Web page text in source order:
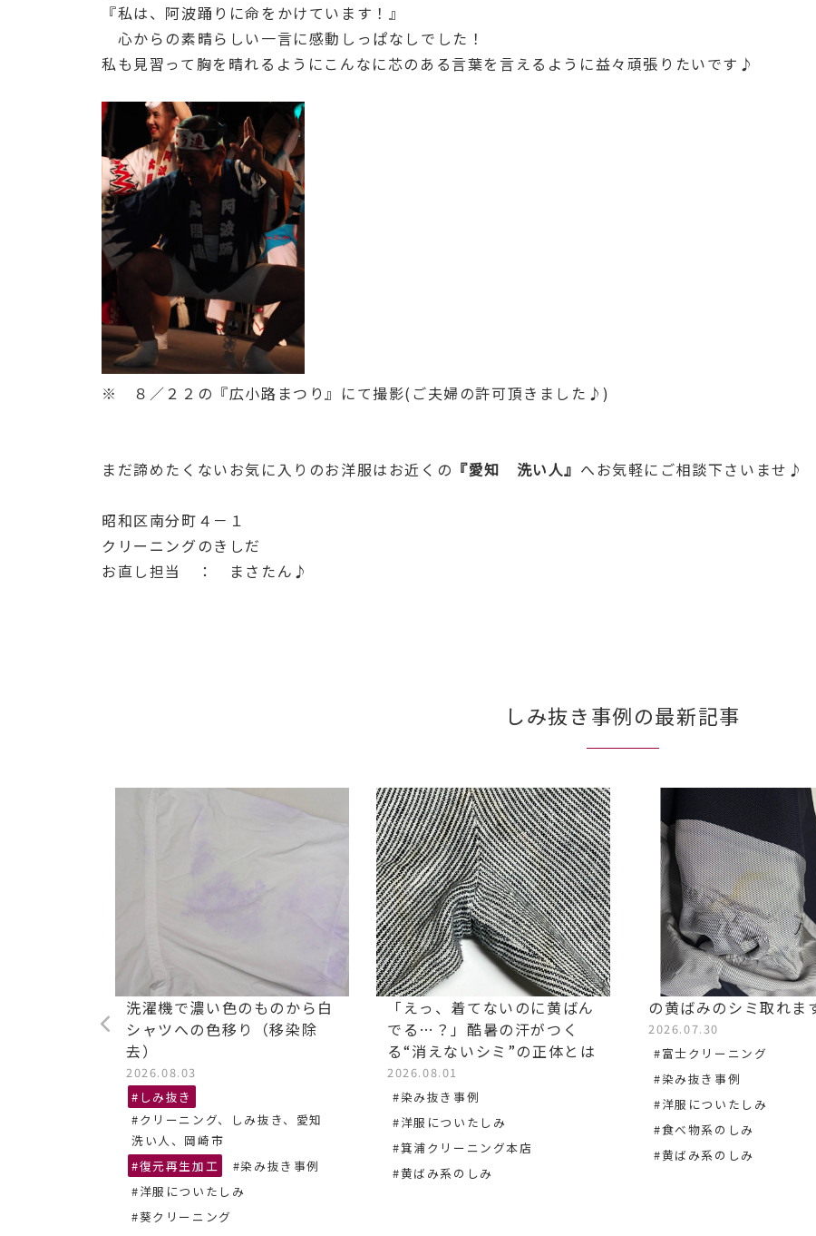
『私は、阿波踊りに命をかけています！』
心からの素晴らしい一言に感動しっぱなしでした！
私も見習って胸を晴れるようにこんなに芯のある言葉を言えるように益々頑張りたいです♪
※ ８／２２の『広小路まつり』にて撮影(ご夫婦の許可頂きました♪)
まだ諦めたくないお気に入りのお洋服はお近くの 『愛知 洗い人』 へお気軽にご相談下さいませ♪
昭和区南分町４－１
クリーニングのきしだ
お直し担当 ： まさたん♪
しみ抜き事例の最新記事
洗濯機で濃い色のものから白
シャツへの色移り（移染除
去）
2026.08.03
#しみ抜き
#クリーニング、しみ抜き、愛知
洗い人、岡崎市
#復元再生加工
#染み抜き事例
#洋服についたしみ
#葵クリーニング
「えっ、着てないのに黄ばん
でる…？」酷暑の汗がつく
る“消えないシミ”の正体とは
2026.08.01
#染み抜き事例
#洋服についたしみ
#箕浦クリーニング本店
#黄ばみ系のしみ
の黄ばみのシミ取れま
2026.07.30
#富士クリーニング
#染み抜き事例
#洋服についたしみ
#食べ物系のしみ
#黄ばみ系のしみ